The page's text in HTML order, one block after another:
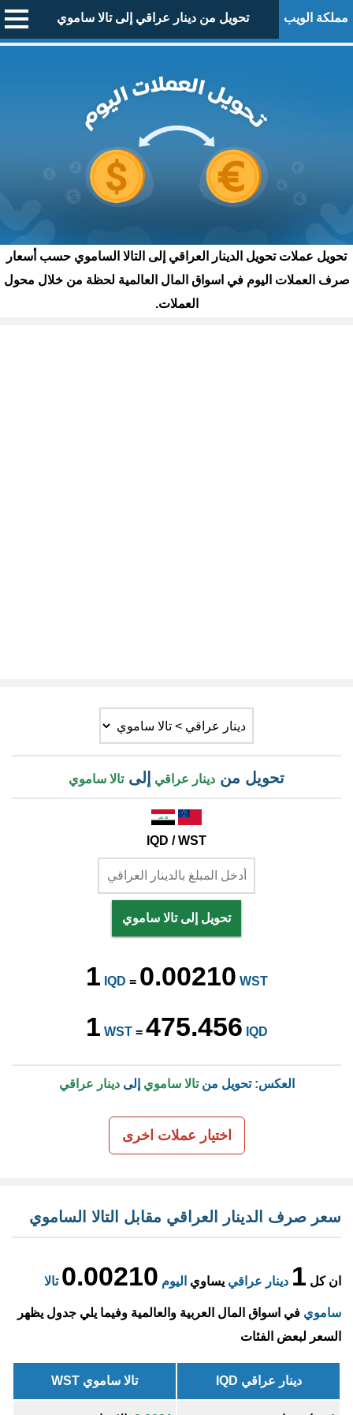
مملكة الويب تحويل من دينار عراقي إلى تالا ساموي
تحويل عملات تحويل الدينار العراقي إلى التالا الساموي حسب أسعار
صرف العملات اليوم في اسواق المال العالمية لحظة من خلال محول
العملات.
تحويل من دينار عراقي إلىتالا ساموي
IQD / WST
تحويل إلى تالا ساموي
1 IQD = 0.00210 WST
1 WST= 475.456 IQD
العكس: تحويل منتالا ساموي إلىدينار عراقي
اختيار عملات اخرى
سعر صرف الدينار العراقي مقابل التالا الساموي
ان كل 1 دينار عراقي يساوي اليوم 0.00210 تالا
ساموي في اسواق المال العربية والعالمية وفيما يلي جدول يظهر
السعر لبعض الفئات
دينار عراقي IQD تالا ساموي WST